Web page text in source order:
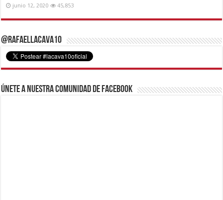
junio 12, 2020 45,853
@RafaelLacava10
Únete a nuestra comunidad de Facebook